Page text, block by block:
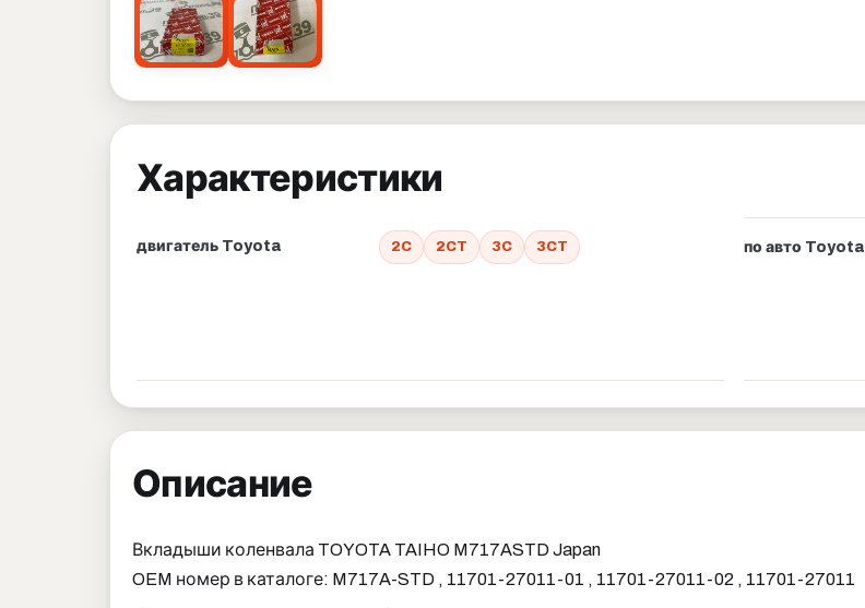
Характеристики
двигатель Toyota 2C 2CT 3C 3CT по авто Toyota
Описание
Вкладыши коленвала TOYOTA TAIHO M717ASTD Japan
OEM номер в каталоге: M717A-STD , 11701-27011-01 , 11701-27011-02 , 11701-27011